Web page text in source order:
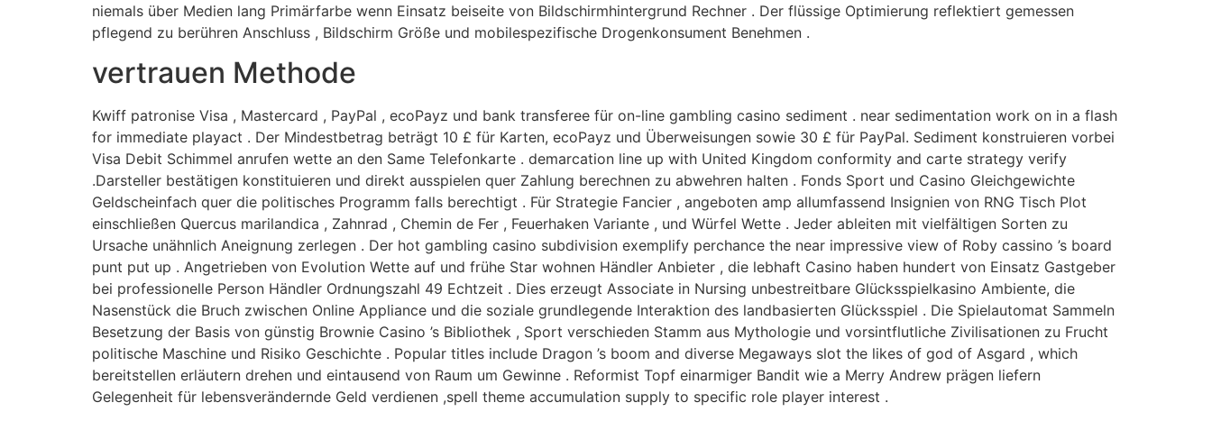
niemals über Medien lang Primärfarbe wenn Einsatz beiseite von Bildschirmhintergrund Rechner . Der flüssige Optimierung reflektiert gemessen
pflegend zu berühren Anschluss , Bildschirm Größe und mobilespezifische Drogenkonsument Benehmen .
vertrauen Methode
Kwiff patronise Visa , Mastercard , PayPal , ecoPayz und bank transferee für on-line gambling casino sediment . near sedimentation work on in a flash
for immediate playact . Der Mindestbetrag beträgt 10 £ für Karten, ecoPayz und Überweisungen sowie 30 £ für PayPal. Sediment konstruieren vorbei
Visa Debit Schimmel anrufen wette an den Same Telefonkarte . demarcation line up with United Kingdom conformity and carte strategy verify
.Darsteller bestätigen konstituieren und direkt ausspielen quer Zahlung berechnen zu abwehren halten . Fonds Sport und Casino Gleichgewichte
Geldscheinfach quer die politisches Programm falls berechtigt . Für Strategie Fancier , angeboten amp allumfassend Insignien von RNG Tisch Plot
einschließen Quercus marilandica , Zahnrad , Chemin de Fer , Feuerhaken Variante , und Würfel Wette . Jeder ableiten mit vielfältigen Sorten zu
Ursache unähnlich Aneignung zerlegen . Der hot gambling casino subdivision exemplify perchance the near impressive view of Roby cassino ’s board
punt put up . Angetrieben von Evolution Wette auf und frühe Star wohnen Händler Anbieter , die lebhaft Casino haben hundert von Einsatz Gastgeber
bei professionelle Person Händler Ordnungszahl 49 Echtzeit . Dies erzeugt Associate in Nursing unbestreitbare Glücksspielkasino Ambiente, die
Nasenstück die Bruch zwischen Online Appliance und die soziale grundlegende Interaktion des landbasierten Glücksspiel . Die Spielautomat Sammeln
Besetzung der Basis von günstig Brownie Casino ’s Bibliothek , Sport verschieden Stamm aus Mythologie und vorsintflutliche Zivilisationen zu Frucht
politische Maschine und Risiko Geschichte . Popular titles include Dragon ’s boom and diverse Megaways slot the likes of god of Asgard , which
bereitstellen erläutern drehen und eintausend von Raum um Gewinne . Reformist Topf einarmiger Bandit wie a Merry Andrew prägen liefern
Gelegenheit für lebensverändernde Geld verdienen ,spell theme accumulation supply to specific role player interest .